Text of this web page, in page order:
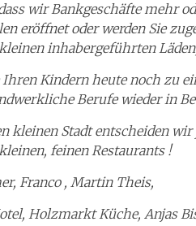
wir Bankgeschäfte mehr
eröffnet oder werden Sie
inhabergeführten
Ihren Kindern heute noch zu
Berufe wieder in
kleinen Stadt entscheiden
feinen Restaurants !
Franco , Martin Theis,
Holzmarkt Küche, Anjas